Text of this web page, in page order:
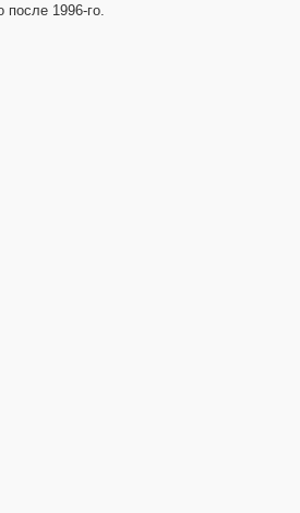
после 1996-го.